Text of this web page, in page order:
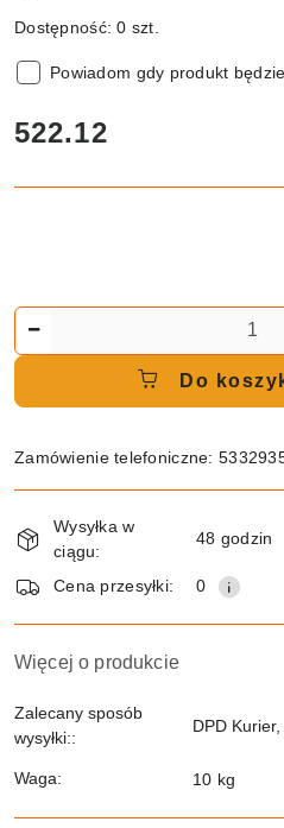
Dostępność:0 szt.
Powiadom gdy produkt
cena:
522.12
Do
Zamówienie telefoniczne:
Dostępność
i
dostawa
Wysyłka w
ciągu:
48 godzin
Cena przesyłki: 0
Więcej o produkcie
Zalecany sposób
wysyłki::
DPD
Waga: 10 kg